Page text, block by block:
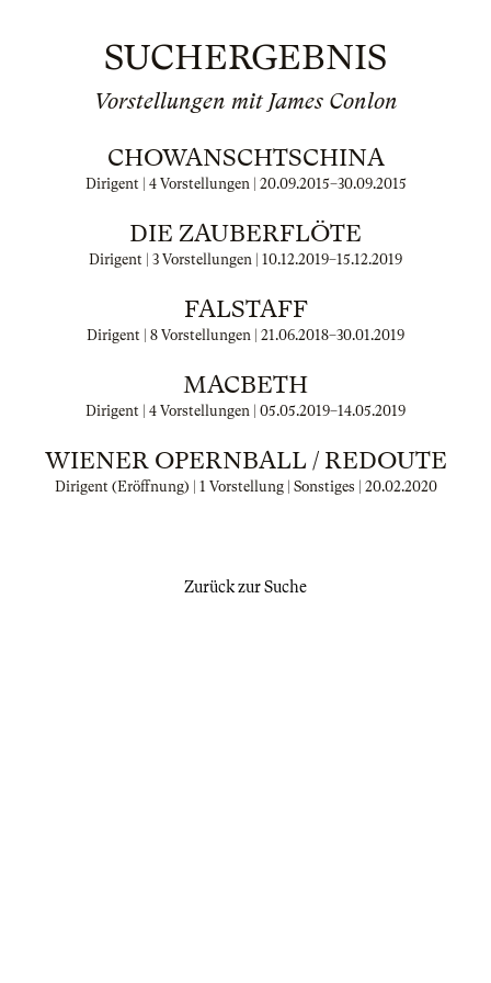
SUCHERGEBNIS
Vorstellungen mit James Conlon
CHOWANSCHTSCHINA
Dirigent | 4 Vorstellungen | 20.09.2015–30.09.2015
DIE ZAUBERFLÖTE
Dirigent | 3 Vorstellungen | 10.12.2019–15.12.2019
FALSTAFF
Dirigent | 8 Vorstellungen | 21.06.2018–30.01.2019
MACBETH
Dirigent | 4 Vorstellungen | 05.05.2019–14.05.2019
WIENER OPERNBALL / REDOUTE
Dirigent (Eröffnung) | 1 Vorstellung | Sonstiges | 20.02.2020
Zurück zur Suche